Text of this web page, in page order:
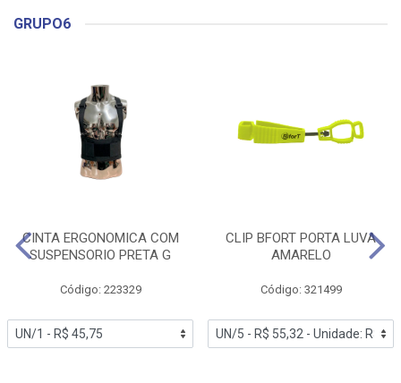
GRUPO6
CINTA ERGONOMICA COM
SUSPENSORIO PRETA G
Código: 223329
CLIP BFORT PORTA LUVA
AMARELO
Código: 321499